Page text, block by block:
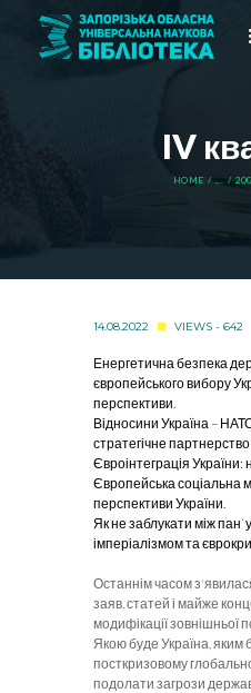
IV
HOME ...
14.08.2022 VIEWS - 642
Енергетична безпека
європейського вибору
перспективи.
Відносини Україна –
стратегічне
Євроінтеграція
Європейська соціальна
перспективи України.
Як не заблукати між
імперіалізмом та
Останнім часом
заяв, статей і майже
модифікації зовнішньої
Якою буде Україна, яким
посткризовому
подолати загрози